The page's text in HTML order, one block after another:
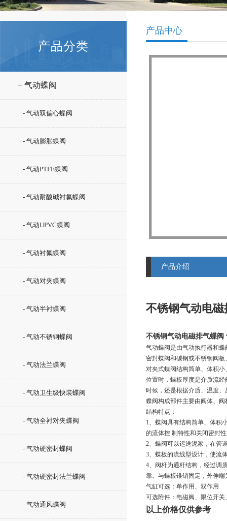
产品分类
+ 气动蝶阀
- 气动双偏心蝶阀
- 气动膨胀蝶阀
- 气动PTFE蝶阀
- 气动耐酸碱衬氟蝶阀
- 气动UPVC蝶阀
- 气动衬氟蝶阀
- 气动对夹蝶阀
- 气动半衬蝶阀
- 气动不锈钢蝶阀
- 气动法兰蝶阀
- 气动卫生级快装蝶阀
- 气动全衬对夹蝶阀
- 气动硬密封蝶阀
- 气动硬密封法兰蝶阀
- 气动通风蝶阀
产品中心
产品介绍
不锈钢气动电
不锈钢气动电磁排气蝶阀
气动蝶阀是由气动执行器和
密封蝶阀和碳钢或不锈钢阀
对夹式蝶阀结构简单、体积
位置时，蝶板厚度是介质流
时候，还是根据介质、温度
蝶阀构成部件主要由阀体、
结构特点：
1、蝶阀具有结构简单、体积
的流体控 制特性和关闭密封
2、蝶阀可以运送泥浆，在管
3、蝶板的流线型设计，使流
4、阀杆为通杆结构，经过调
靠。与蝶板锥销固定，外伸
气缸可选：单作用、双作用
可选附件：电磁阀、限位开
以上价格仅供参考